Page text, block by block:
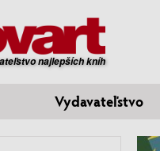
najlepších kníh
Vydavateľstvo